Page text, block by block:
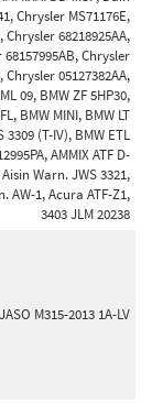
Chrysler MS71176E,
Chrysler 68218925AA,
Chrysler
Chrysler 05127382AA,
09, BMW ZF 5HP30,
BMW MINI, BMW LT
3309 (T-IV), BMW ETL
AMMIX ATF D-
Warn. JWS 3321,
AW-1, Acura ATF-Z1,
3403 JLM 20238
M315-2013 1A-LV